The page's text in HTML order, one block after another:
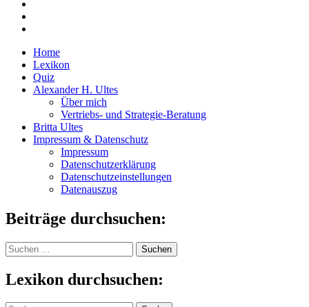
Home
Lexikon
Quiz
Alexander H. Ultes
Über mich
Vertriebs- und Strategie-Beratung
Britta Ultes
Impressum & Datenschutz
Impressum
Datenschutzerklärung
Datenschutzeinstellungen
Datenauszug
Beiträge durchsuchen:
Suchen
nach:
Lexikon durchsuchen: